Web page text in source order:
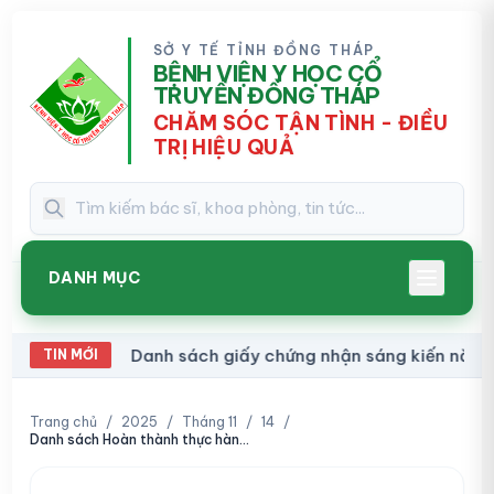
SỞ Y TẾ TỈNH ĐỒNG THÁP
BỆNH VIỆN Y HỌC CỔ
TRUYỀN ĐỒNG THÁP
CHĂM SÓC TẬN TÌNH - ĐIỀU
TRỊ HIỆU QUẢ
DANH MỤC
TIN MỚI
Danh sách giấy chứng nhận sáng kiến năm 2026
Trang chủ / 2025 / Tháng 11 / 14 /
Danh sách Hoàn thành thực hành khám bệnh, chữa bệnh (396/DS-YHCT)